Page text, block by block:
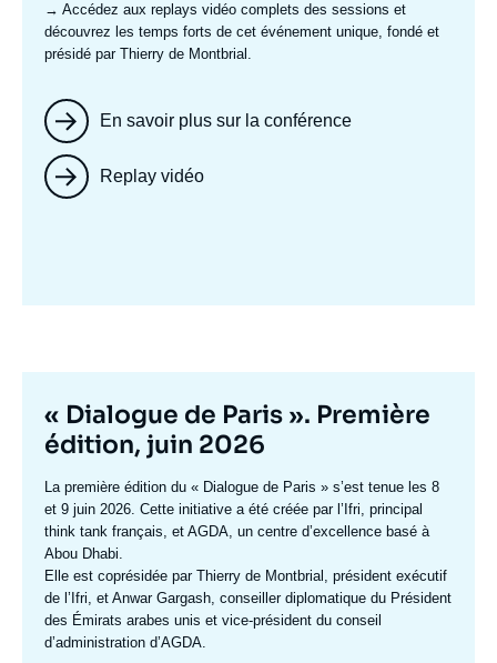
→ Accédez aux replays vidéo complets des sessions et
découvrez les temps forts de cet événement unique, fondé et
présidé par Thierry de Montbrial.
En savoir plus sur la conférence
Replay vidéo
Titre
mis
en
avant
« Dialogue de Paris ». Première
édition, juin 2026
Texte
accroche
La première édition du « Dialogue de Paris » s’est tenue les 8
et 9 juin 2026. Cette initiative a été créée par l’Ifri, principal
think tank français, et AGDA, un centre d’excellence basé à
Abou Dhabi.
Elle est coprésidée par Thierry de Montbrial , président exécutif
de l’Ifri, et Anwar Gargash, conseiller diplomatique du Président
des Émirats arabes unis et vice-président du conseil
d’administration d’AGDA.